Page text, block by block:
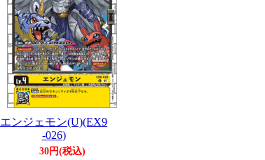
エンジェモン(U)(EX9
-026)
30円(税込)